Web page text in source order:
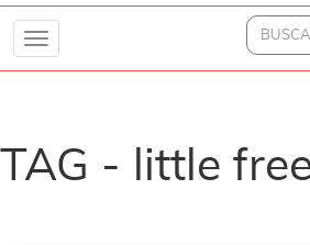
Toggle
TAG - little